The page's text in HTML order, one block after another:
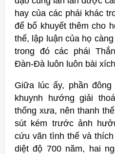
hay của các phái khác
để bổ khuyết thêm cho
thế, lập luận của họ
trong đó các phái
Ðàn-Đà luôn luôn bài
Giữa lúc ấy, phần
khuynh hướng giải
thống xưa, nên thanh
sút kém trước ảnh
cứu vãn tình thế và
diệt độ 700 năm, hai